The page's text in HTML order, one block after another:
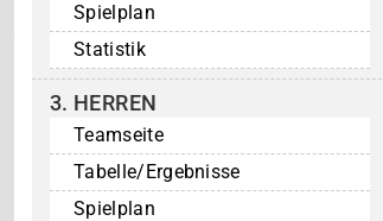
Spielplan
Statistik
3. HERREN
Teamseite
Tabelle/Ergebnisse
Spielplan